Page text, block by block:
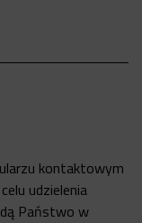
kontaktowym
udzielenia
Państwo w